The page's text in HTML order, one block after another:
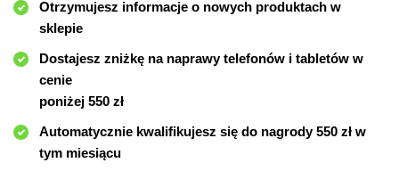
Otrzymujesz informacje o nowych produktach w
sklepie
Dostajesz zniżkę na naprawy telefonów i tabletów w
cenie
poniżej 550 zł
Automatycznie kwalifikujesz się do nagrody 550 zł w
tym miesiącu